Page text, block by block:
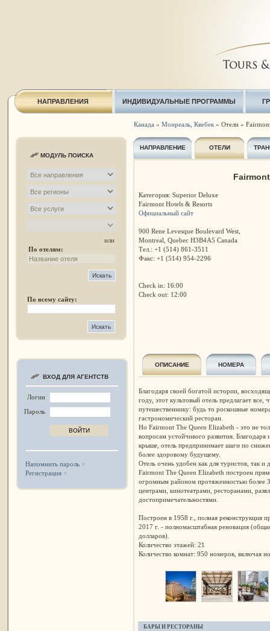
НАПРАВЛЕНИЯ ИНДИВИДУАЛЬНЫЕ ПРОГРАММЫ
МОДУЛЬ ПОИСКА
или
По отелям:
По всему сайту:
ВХОД ДЛЯ АГЕНТСТВ
Логин
Пароль
Напомнить пароль
Регистрация
Канада » Монреаль, Квебек» Отели »
НАПРАВЛЕНИЕ ОТЕЛИ
Категория: Superior Deluxe
Fairmont Hotels & Resorts
Официальный сайт
900 Rene Levesque Boulevard West,
Montreal, Quebec H3B4A5 Canada
Тел.: +1 (514) 861-3511
Факс: +1 (514) 954-2296
Check in: 16:00
Check out: 12:00
ОПИСАНИЕ НОМЕРА
Благодаря своей богатой истории,
году, этот культовый отель предлагает
путешественнику: будь то роскошные
гастрономический ресторан.
Но Fairmont The Queen Elizabeth - это не
вопросам устойчивого развития.
крыше, отель предпринимает шаги по
более здоровому будущему.
Отель очень удобен как для туристов, так и
Fairmont The Queen Elizabeth построен
огромным районом протяженностью более
центрами, кинотеатрами, ресторанами,
достопримечательностями.
Построен в 1958 г., полная реконструкция
2017 г. - полномасштабная реновация
долларов).
Количество этажей: 21
Количество комнат: 950 номеров, включая
БАРЫ И РЕСТОРАНЫ